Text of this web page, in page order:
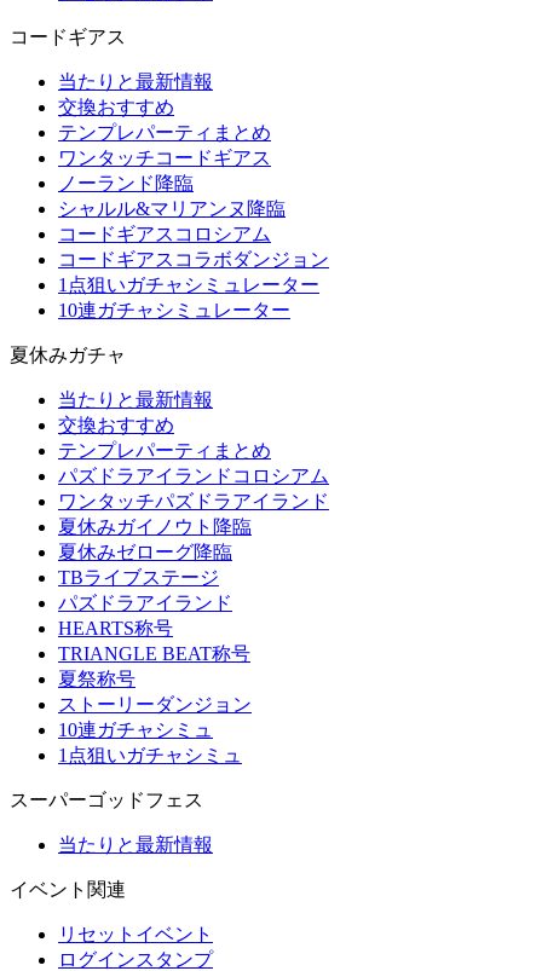
コードギアス
当たりと最新情報
交換おすすめ
テンプレパーティまとめ
ワンタッチコードギアス
ノーランド降臨
シャルル&マリアンヌ降臨
コードギアスコロシアム
コードギアスコラボダンジョン
1点狙いガチャシミュレーター
10連ガチャシミュレーター
夏休みガチャ
当たりと最新情報
交換おすすめ
テンプレパーティまとめ
パズドラアイランドコロシアム
ワンタッチパズドラアイランド
夏休みガイノウト降臨
夏休みゼローグ降臨
TBライブステージ
パズドラアイランド
HEARTS称号
TRIANGLE BEAT称号
夏祭称号
ストーリーダンジョン
10連ガチャシミュ
1点狙いガチャシミュ
スーパーゴッドフェス
当たりと最新情報
イベント関連
リセットイベント
ログインスタンプ